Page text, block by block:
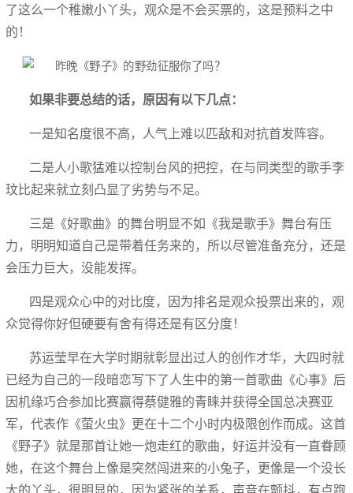
了这么一个稚嫩小丫头，观众是不会买票的，这是预料之中
的！
如果非要总结的话，原因有以下几点：
一是知名度很不高，人气上难以匹敌和对抗首发阵容。
二是人小歌猛难以控制台风的把控，在与同类型的歌手李
玟比起来就立刻凸显了劣势与不足。
三是《好歌曲》的舞台明显不如《我是歌手》舞台有压
力，明明知道自己是带着任务来的，所以尽管准备充分，还是
会压力巨大，没能发挥。
四是观众心中的对比度，因为排名是观众投票出来的，观
众觉得你好但硬要有舍有得还是有区分度！
苏运莹早在大学时期就彰显出过人的创作才华，大四时就
已经为自己的一段暗恋写下了人生中的第一首歌曲《心事》后
因机缘巧合参加比赛赢得蔡健雅的青睐并获得全国总决赛亚
军，代表作《萤火虫》更在十二个小时内极限创作而成。这首
《野子》就是那首让她一炮走红的歌曲，好运并没有一直眷顾
她，在这个舞台上像是突然闯进来的小兔子，更像是一个没长
大的丫头，很明显的，因为紧张的关系，声音在颤抖，有点跑